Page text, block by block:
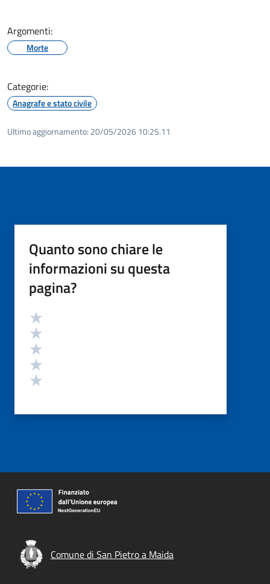
Argomenti:
Morte
Categorie:
Anagrafe e stato civile
Ultimo aggiornamento: 20/05/2026 10:25.11
Quanto sono chiare le
informazioni su questa
pagina?
Valutazione
Comune di San Pietro a Maida